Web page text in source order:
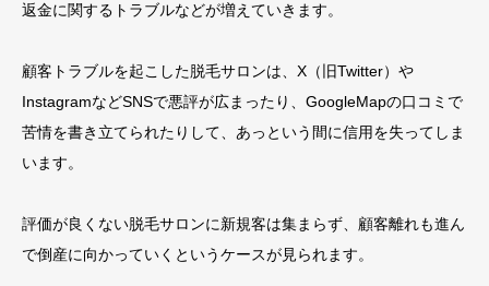
返金に関するトラブルなどが増えていきます。
顧客トラブルを起こした脱毛サロンは、X（旧Twitter）や
InstagramなどSNSで悪評が広まったり、GoogleMapの口コミで
苦情を書き立てられたりして、あっという間に信用を失ってしま
います。
評価が良くない脱毛サロンに新規客は集まらず、顧客離れも進ん
で倒産に向かっていくというケースが見られます。